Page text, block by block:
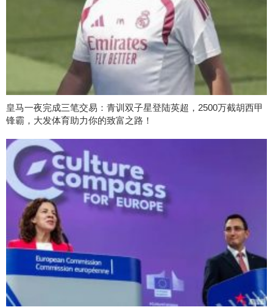
皇马一夜完成三笔交易：青训双子星登陆英超，2500万截胡西甲
锋霸，大发体育助力你的致富之路！